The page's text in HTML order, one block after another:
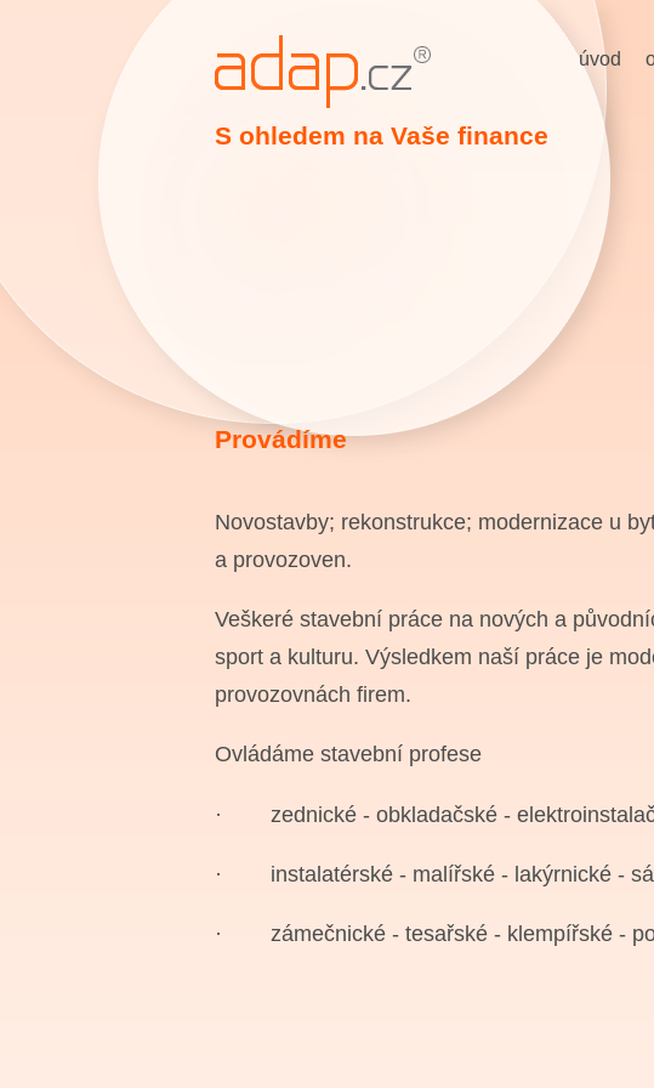
Provádíme
Novostavby; rekonstrukce; modernizace u
a provozoven.
Veškeré stavební práce na nových a
sport a kulturu. Výsledkem naší práce je
provozovnách firem.
Ovládáme stavební profese
· zednické - obkladačské -
· instalatérské - malířské - lakýrnické -
· zámečnické - tesařské - klempířské -
úvod
S ohledem na Vaše finance